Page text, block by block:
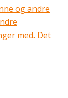
og andre
med. Det